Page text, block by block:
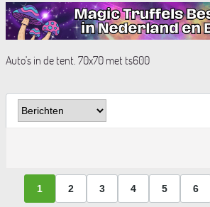
Auto's in de tent. 70x70 met ts600
1 2 3 4 5 6